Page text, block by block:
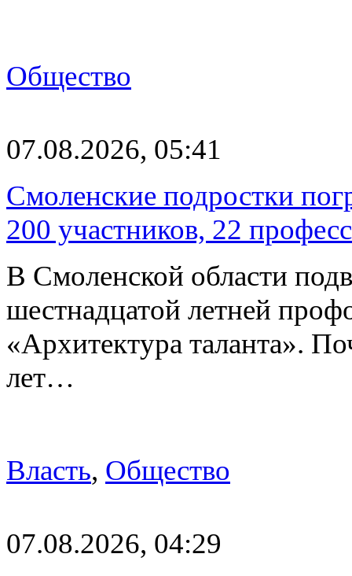
Общество
07.08.2026, 05:41
Смоленские подростки
200 участников, 22
В Смоленской области
шестнадцатой летней
«Архитектура таланта».
лет…
Власть, Общество
07.08.2026, 04:29